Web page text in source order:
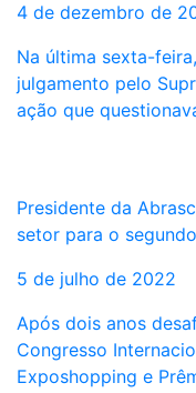
4 de dezembro de
Na última sexta-
julgamento pelo
ação que
Presidente da
setor para o
5 de julho de 2022
Após dois anos
Congresso
Exposhopping e